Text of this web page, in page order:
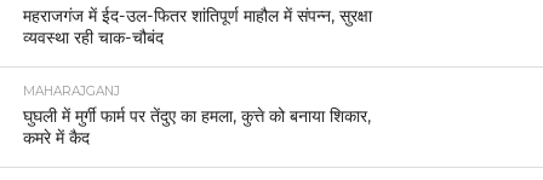
महराजगंज में ईद-उल-फितर शांतिपूर्ण माहौल में संपन्न, सुरक्षा
व्यवस्था रही चाक-चौबंद
MAHARAJGANJ
घुघली में मुर्गी फार्म पर तेंदुए का हमला, कुत्ते को बनाया शिकार,
कमरे में कैद